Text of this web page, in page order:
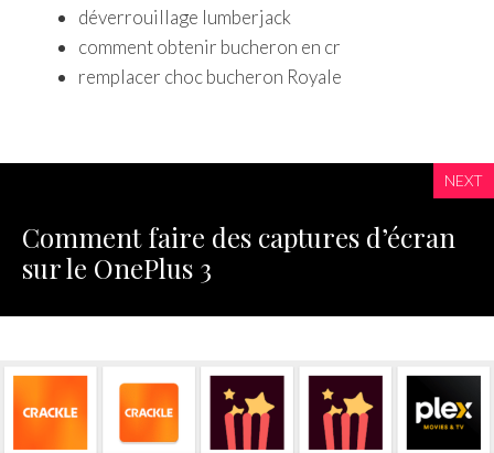
déverrouillage lumberjack
comment obtenir bucheron en cr
remplacer choc bucheron Royale
NEXT
Comment faire des captures d’écran
sur le OnePlus 3